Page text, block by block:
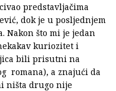
predstavljačima
dok je u posljednjem
Nakon što mi je jedan
kuriozitet i
bili prisutni na
romana), a znajući da
ništa drugo nije